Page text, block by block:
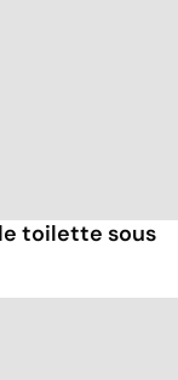
toilette sous